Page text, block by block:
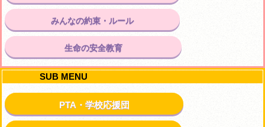
みんなの約束・ルール
生命の安全教育
SUB MENU
PTA・学校応援団